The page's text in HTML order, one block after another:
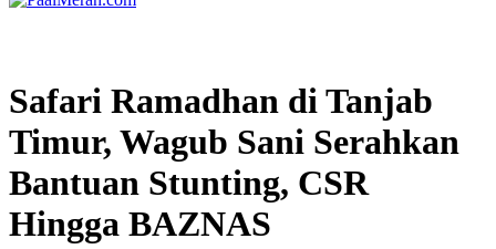
Safari Ramadhan di Tanjab
Timur, Wagub Sani Serahkan
Bantuan Stunting, CSR
Hingga BAZNAS